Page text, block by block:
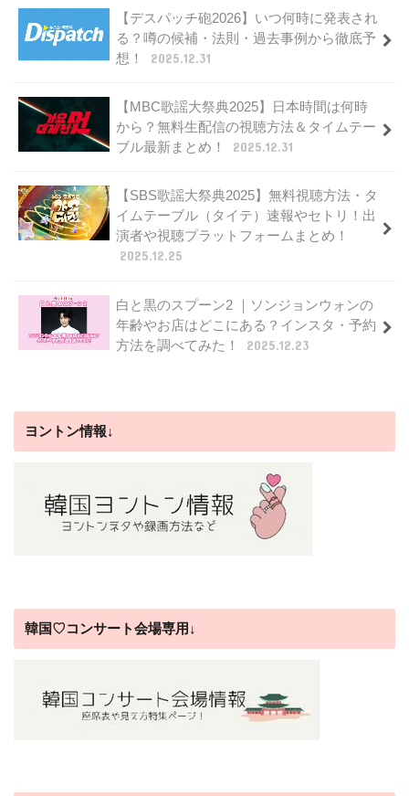
【デスパッチ砲2026】いつ何時に発表され
る？噂の候補・法則・過去事例から徹底予
想！
2025.12.31
【MBC歌謡大祭典2025】日本時間は何時
から？無料生配信の視聴方法＆タイムテー
ブル最新まとめ！
2025.12.31
【SBS歌謡大祭典2025】無料視聴方法・タ
イムテーブル（タイテ）速報やセトリ！出
演者や視聴プラットフォームまとめ！
2025.12.25
白と黒のスプーン2 ｜ソンジョンウォンの
年齢やお店はどこにある？インスタ・予約
方法を調べてみた！
2025.12.23
ヨントン情報↓
韓国♡コンサート会場専用↓